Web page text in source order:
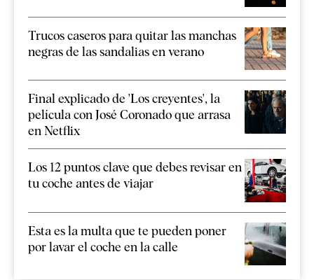
Trucos caseros para quitar las manchas
negras de las sandalias en verano
Final explicado de 'Los creyentes', la
película con José Coronado que arrasa
en Netflix
Los 12 puntos clave que debes revisar en
tu coche antes de viajar
Esta es la multa que te pueden poner
por lavar el coche en la calle